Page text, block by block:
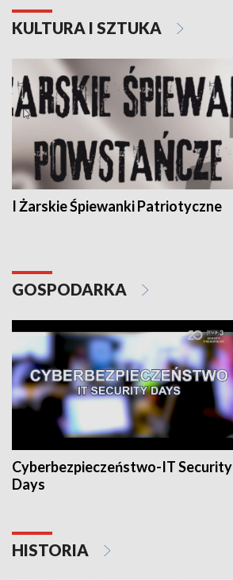
KULTURA I SZTUKA
I Żarskie Śpiewanki Patriotyczne
GOSPODARKA
Cyberbezpieczeństwo-IT Security
Days
HISTORIA